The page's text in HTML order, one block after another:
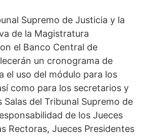
Supremo de Justicia y la
de la Magistratura
el Banco Central de
un cronograma de
el uso del módulo para los
como para los secretarios y
Salas del Tribunal Supremo de
de los Jueces
Rectoras, Jueces Presidentes